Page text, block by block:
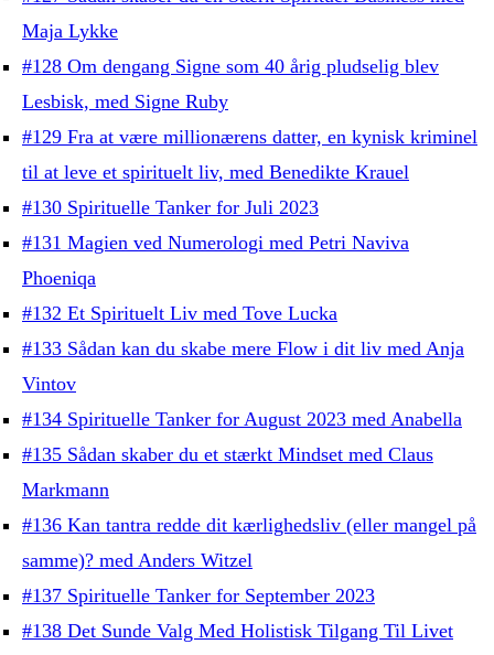
Maja Lykke
#128 Om dengang Signe som 40 årig pludselig blev
Lesbisk, med Signe Ruby
#129 Fra at være millionærens datter, en kynisk kriminel
til at leve et spirituelt liv, med Benedikte Krauel
#130 Spirituelle Tanker for Juli 2023
#131 Magien ved Numerologi med Petri Naviva
Phoeniqa
#132 Et Spirituelt Liv med Tove Lucka
#133 Sådan kan du skabe mere Flow i dit liv med Anja
Vintov
#134 Spirituelle Tanker for August 2023 med Anabella
#135 Sådan skaber du et stærkt Mindset med Claus
Markmann
#136 Kan tantra redde dit kærlighedsliv (eller mangel på
samme)? med Anders Witzel
#137 Spirituelle Tanker for September 2023
#138 Det Sunde Valg Med Holistisk Tilgang Til Livet